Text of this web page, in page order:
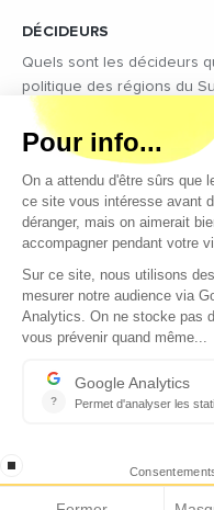
DÉCIDEURS
Quels sont les décideurs
politique des régions du
Copyright © 2026 -
Qui sommes-nous ?
Contact
Conditions générales